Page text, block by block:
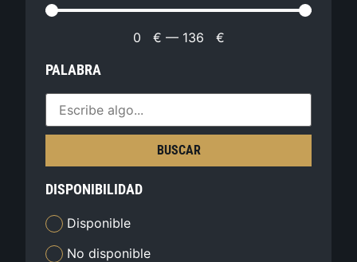
0 € — 136 €
PALABRA
BUSCAR
DISPONIBILIDAD
Disponible
No disponible